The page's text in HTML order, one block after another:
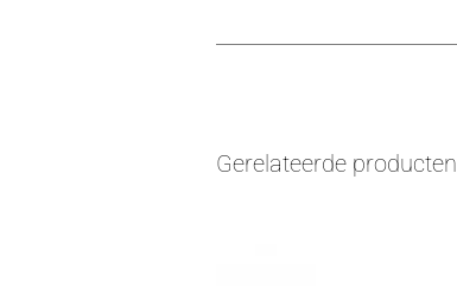
Gerelateerde producten